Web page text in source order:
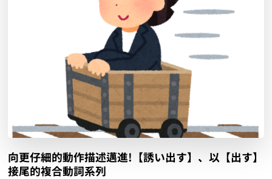
向更仔細的動作描述邁進!【誘い出す】、以【出す】
接尾的複合動詞系列